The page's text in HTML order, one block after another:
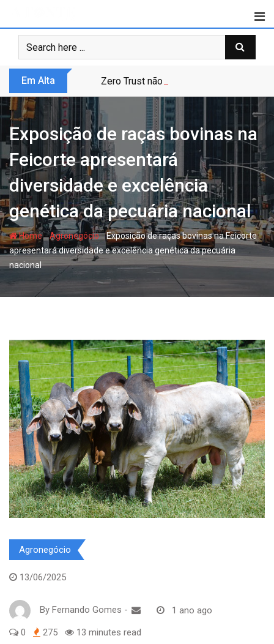
content
Em Alta Zero Trust não é modismo, é
Exposição de raças bovinas na
Feicorte apresentará
diversidade e excelência
genética da pecuária nacional
Home-Agronegócio-Exposição de raças bovinas na Feicorte
apresentará diversidade e excelência genética da pecuária
nacional
Agronegócio
13/06/2025
By Fernando Gomes - 1 ano ago
0 275 13 minutes read